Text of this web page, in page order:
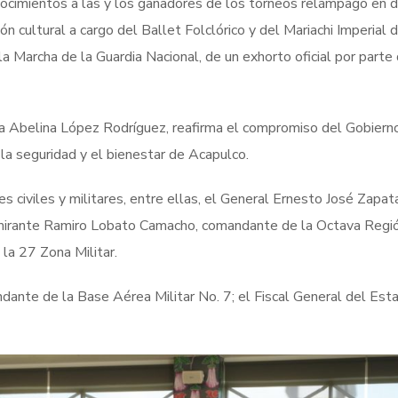
cultural a cargo del Ballet Folclórico y del Mariachi Imperial
Marcha de la Guardia Nacional, de un exhorto oficial por parte
Abelina López Rodríguez, reafirma el compromiso del
seguridad y el bienestar de Acapulco.
civiles y militares, entre ellas, el General Ernesto José
Ramiro Lobato Camacho, comandante de la Octava
la 27 Zona Militar.
de la Base Aérea Militar No. 7; el Fiscal General del